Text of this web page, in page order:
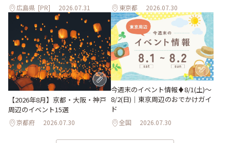
広島県 [PR] 2026.07.31 東京都 2026.07.30
【2026年8月】京都・大阪・神戸
周辺のイベント15選
京都府 2026.07.30
今週末のイベント情報♦︎8/1(土)〜
8/2(日)｜東京周辺のおでかけガイ
ド
全国 2026.07.30